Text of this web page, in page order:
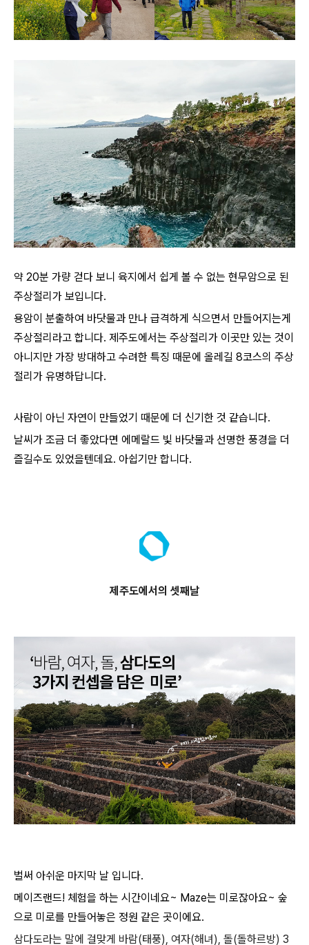
약 20분 가량 걷다 보니 육지에서 쉽게 볼 수 없는 현무암으로 된
주상절리가 보입니다.
용암이 분출하여 바닷물과 만나 급격하게 식으면서 만들어지는게
주상절리라고 합니다. 제주도에서는 주상절리가 이곳만 있는 것이
아니지만 가장 방대하고 수려한 특징 때문에 올레길 8코스의 주상
절리가 유명하답니다.
사람이 아닌 자연이 만들었기 때문에 더 신기한 것 같습니다.
날씨가 조금 더 좋았다면 에메랄드 빛 바닷물과 선명한 풍경을 더
즐길수도 있었을텐데요. 아쉽기만 합니다.
제주도에서의 셋째날
벌써 아쉬운 마지막 날 입니다.
메이즈랜드! 체험을 하는 시간이네요~ Maze는 미로잖아요~ 숲
으로 미로를 만들어놓은 정원 같은 곳이에요.
삼다도라는 말에 걸맞게 바람(태풍), 여자(해녀), 돌(돌하르방) 3